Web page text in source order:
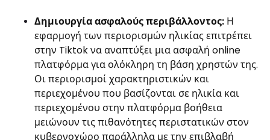
Δημιουργία ασφαλούς περιβάλλοντος: Η
εφαρμογή των περιορισμών ηλικίας επιτρέπει
στην Tiktok να αναπτύξει μια ασφαλή online
πλατφόρμα για ολόκληρη τη βάση χρηστών της.
Οι περιορισμοί χαρακτηριστικών και
περιεχομένου που βασίζονται σε ηλικία και
περιεχομένου στην πλατφόρμα βοήθεια
μειώνουν τις πιθανότητες περιστατικών στον
κυβερνοχώρο παράλληλα με την επιβλαβή